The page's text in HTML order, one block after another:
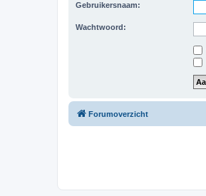
Gebruikersnaam:
Wachtwoord:
Forumoverzicht